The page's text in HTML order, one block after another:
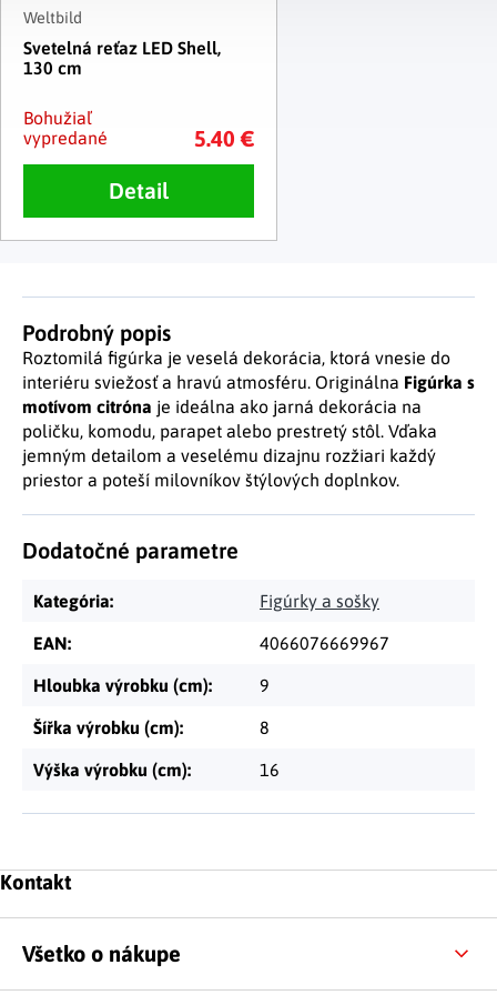
Weltbild
Svetelná reťaz LED Shell,
130 cm
Bohužiaľ
vypredané
5.40 €
Detail
Podrobný popis
Roztomilá figúrka je veselá dekorácia, ktorá vnesie do
interiéru sviežosť a hravú atmosféru. Originálna Figúrka s
motívom citróna je ideálna ako jarná dekorácia na
poličku, komodu, parapet alebo prestretý stôl. Vďaka
jemným detailom a veselému dizajnu rozžiari každý
priestor a poteší milovníkov štýlových doplnkov.
Dodatočné parametre
Kategória: Figúrky a sošky
EAN: 4066076669967
Hloubka výrobku (cm): 9
Šířka výrobku (cm): 8
Výška výrobku (cm): 16
Zápätie
Kontakt
Všetko o nákupe